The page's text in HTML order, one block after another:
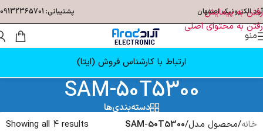
رفتن به پیمایش
رفتن به محتوای اصلی
آراد الکترونیک اصفهان پشتیبانی: 09132365701
منو
ارتباط با کارشناس فروش (ایتا)
SAM-50T5300
دسته‌بندی‌ها
خانه/محصول مدل/
SAM-50T5300
Showing all 4 results